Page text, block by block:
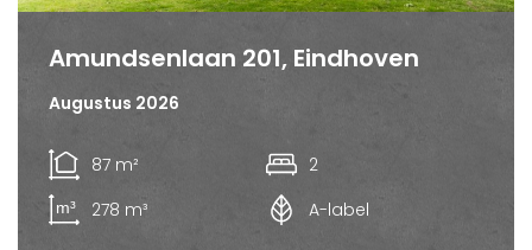
Amundsenlaan 201, Eindhoven
Augustus 2026
87 m²
2
278 m³
A-label